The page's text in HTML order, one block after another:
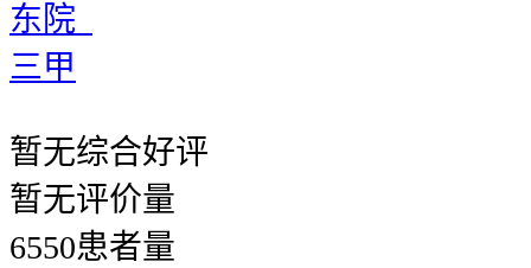
东院
三甲
暂无综合好评
暂无评价量
6550患者量